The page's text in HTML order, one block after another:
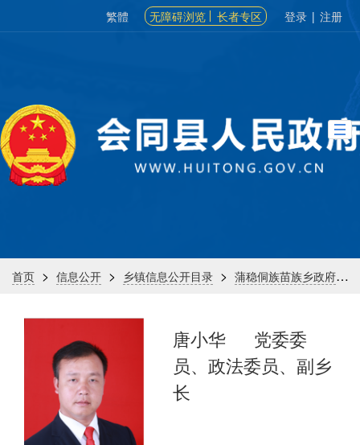
繁體 无障碍浏览 长者专区 登录 | 注册
首页 > 信息公开 > 乡镇信息公开目录 > 蒲稳侗族苗族乡政府 >
唐小华
党委委
员、政法委员、副乡
长